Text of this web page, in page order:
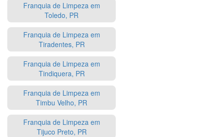
Franquia de Limpeza em
Toledo, PR
Franquia de Limpeza em
Tiradentes, PR
Franquia de Limpeza em
Tindiquera, PR
Franquia de Limpeza em
Timbu Velho, PR
Franquia de Limpeza em
Tijuco Preto, PR